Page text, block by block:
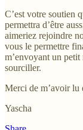
C’est votre soutien
permettra d’être
aimeriez rejoindre
vous le permettre
m’envoyant un petit
sourciller.
Merci de m’avoir lu
Yascha